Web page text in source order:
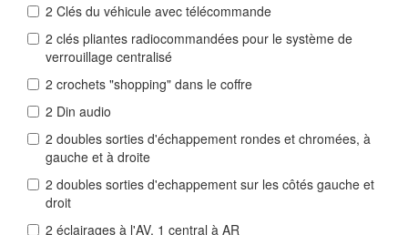
2 Clés du véhicule avec télécommande
2 clés pliantes radiocommandées pour le système de
verrouillage centralisé
2 crochets "shopping" dans le coffre
2 Din audio
2 doubles sorties d'échappement rondes et chromées, à
gauche et à droite
2 doubles sorties d'echappement sur les côtés gauche et
droit
2 éclairages à l'AV, 1 central à AR